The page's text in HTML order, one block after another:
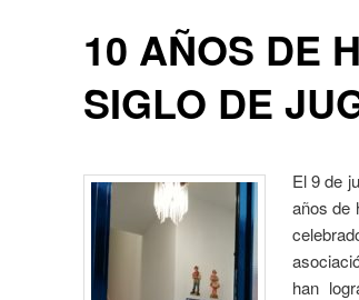
10 AÑOS DE
SIGLO DE
El 9 de
años de
han